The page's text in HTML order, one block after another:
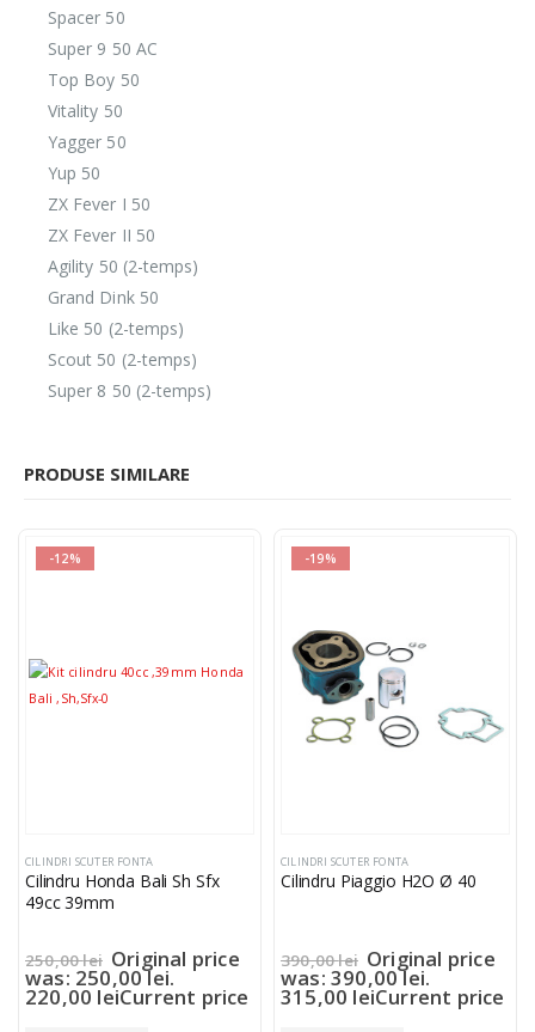
Spacer 50
Super 9 50 AC
Top Boy 50
Vitality 50
Yagger 50
Yup 50
ZX Fever I 50
ZX Fever II 50
Agility 50 (2-temps)
Grand Dink 50
Like 50 (2-temps)
Scout 50 (2-temps)
Super 8 50 (2-temps)
PRODUSE SIMILARE
-12%
CILINDRI SCUTER FONTA
Cilindru Honda Bali Sh Sfx
49cc 39mm
250,00lei Original price
was: 250,00 lei.
220,00 leiCurrent price
is: 220,00 lei.
-19%
CILINDRI SCUTER FONTA
Cilindru Piaggio H2O Ø 40
390,00lei Original price
was: 390,00 lei.
315,00 leiCurrent price
is: 315,00 lei.